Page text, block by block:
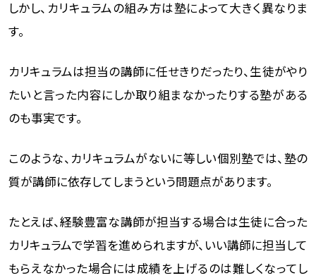
しかし、カリキュラムの組み方は塾によって大きく異なりま
す。
カリキュラムは担当の講師に任せきりだったり、生徒がやり
たいと言った内容にしか取り組まなかったりする塾がある
のも事実です。
このような、カリキュラムがないに等しい個別塾では、塾の
質が講師に依存してしまうという問題点があります。
たとえば、経験豊富な講師が担当する場合は生徒に合った
カリキュラムで学習を進められますが、いい講師に担当して
もらえなかった場合には成績を上げるのは難しくなってし